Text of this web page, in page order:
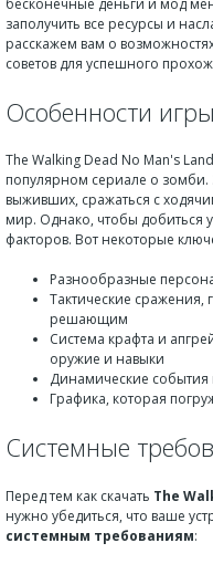
заполучить все ресурсы и
расскажем вам о
советов для успешного
Особенности игры
The Walking Dead No Man's
популярном сериале о зомби.
выживших, сражаться с
мир. Однако, чтобы добиться
факторов. Вот некоторые
Разнообразные
Тактические сражения,
решающим
Система крафта и
оружие и навыки
Динамические события
Графика, которая
Системные
Перед тем как скачать The
нужно убедиться, что ваше
системным требованиям: